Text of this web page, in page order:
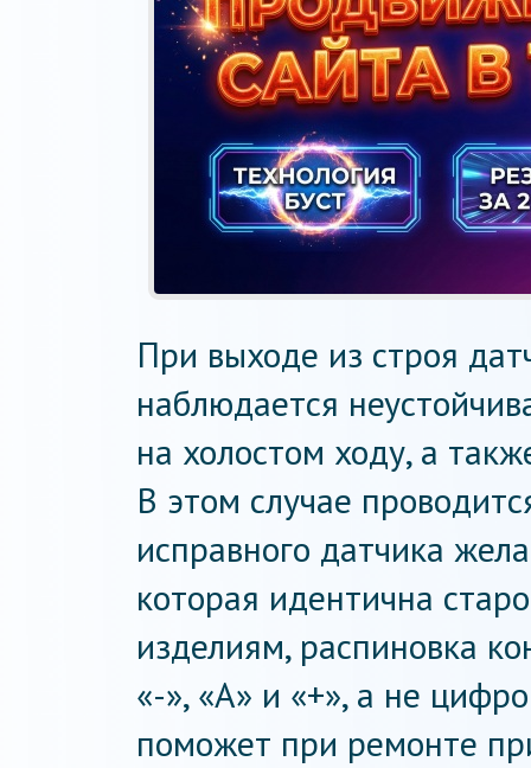
При выходе из строя
наблюдается
на холостом ходу, а
В этом случае
исправного датчика
которая идентична
изделиям, распиновка
«-», «А» и «+», а не
поможет при ремонте